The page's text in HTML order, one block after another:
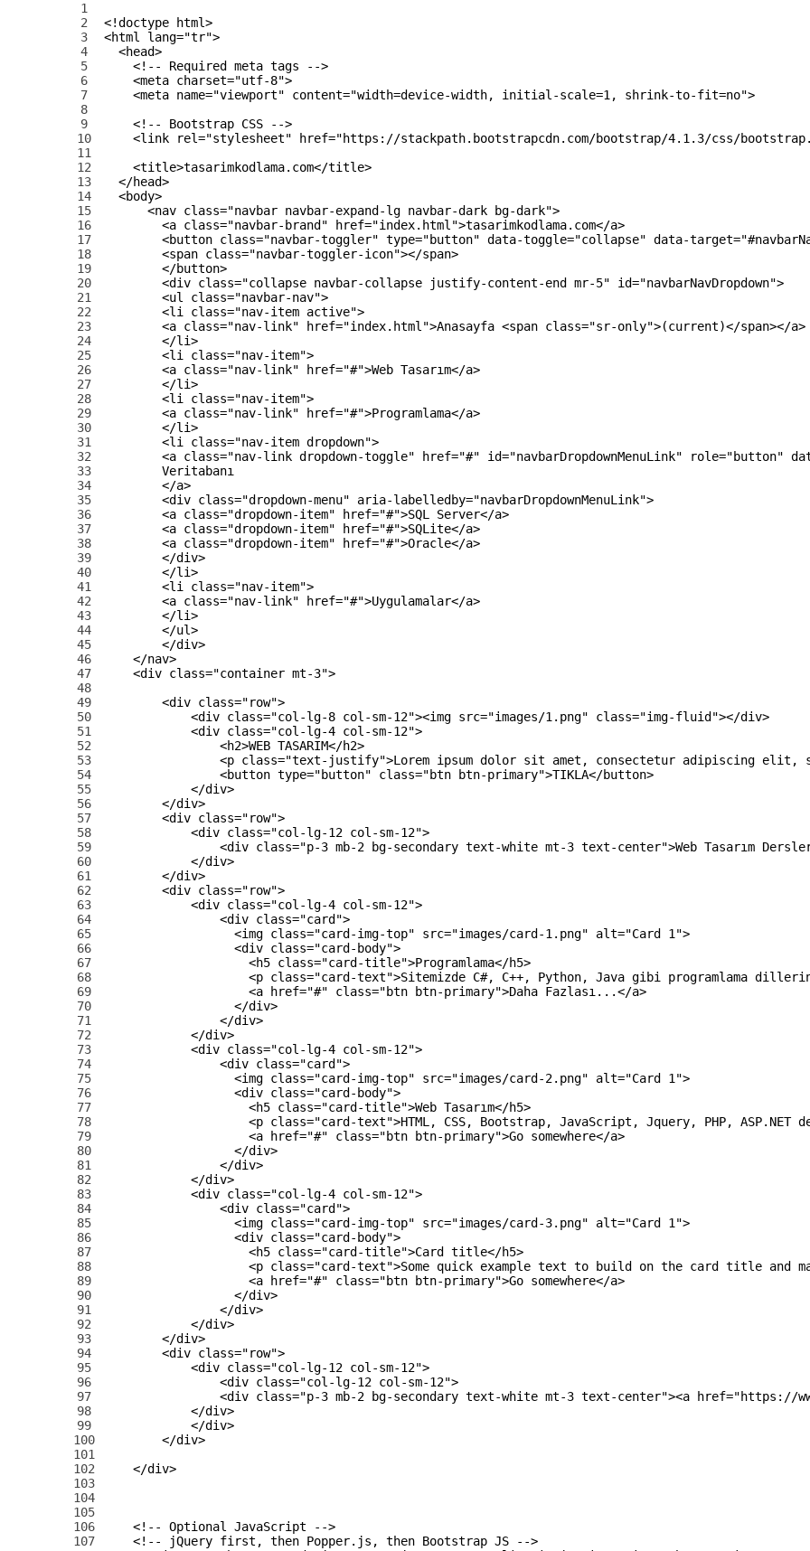
1
2
3
4
5
6
7
8
9
10
11
12
13
14
15
16
17
18
19
20
21
22
23
24
25
26
27
28
29
30
31
32
33
34
35
36
37
38
39
40
41
42
43
44
45
46
47
48
49
50
51
52
53
54
55
56
57
58
59
60
61
62
63
64
65
66
67
68
69
70
71
72
73
74
75
76
77
78
79
80
81
82
83
84
85
86
87
88
89
90
91
92
93
94
95
96
97
98
99
100
101
102
103
104
105
106
107
<!doctype html>
<html lang="tr">
<head>
<!-- Required meta tags -->
<meta charset="utf-8">
<meta name="viewport" content="width=device-width, initial-scale=1, shrink-to-fit=no">
<!-- Bootstrap CSS -->
<link
rel="stylesheet" href="https://stackpath.bootstrapcdn.com/bootstrap/4.1.3/css/
<title>tasarimkodlama.com</title>
</head>
<body>
<nav class="navbar navbar-expand-lg navbar-dark bg-dark">
<a class="navbar-brand" href="index.html">tasarimkodlama.com</a>
<button class="navbar-toggler" type="button" data-toggle="collapse" data-target=
<span class="navbar-toggler-icon"></span>
</button>
<div class="collapse navbar-collapse justify-content-end mr-5" id="navbarNavDropdown">
<ul class="navbar-nav">
<li class="nav-item active">
<a class="nav-link" href="index.html">Anasayfa <span class="sr-only">(current)</span></a>
</li>
<li class="nav-item">
<a class="nav-link" href="#">Web Tasarım</a>
</li>
<li class="nav-item">
<a class="nav-link" href="#">Programlama</a>
</li>
<li class="nav-item dropdown">
<a class="nav-link dropdown-toggle" href="#" id="navbarDropdownMenuLink" role="button"
Veritabanı
</a>
<div class="dropdown-menu" aria-labelledby="navbarDropdownMenuLink">
<a class="dropdown-item" href="#">SQL Server</a>
<a class="dropdown-item" href="#">SQLite</a>
<a class="dropdown-item" href="#">Oracle</a>
</div>
</li>
<li class="nav-item">
<a class="nav-link" href="#">Uygulamalar</a>
</li>
</ul>
</div>
</nav>
<div class="container mt-3">
<div class="row">
<div class="col-lg-8 col-sm-12"><img src="images/1.png" class="img-fluid"></div>
<div class="col-lg-4 col-sm-12">
<h2>WEB TASARIM</h2>
<p class="text-justify">Lorem ipsum dolor sit amet, consectetur adipiscing elit,
<button type="button" class="btn btn-primary">TIKLA</button>
</div>
</div>
<div class="row">
<div class="col-lg-12 col-sm-12">
<div class="p-3 mb-2 bg-secondary text-white mt-3 text-center">Web Tasarım
</div>
</div>
<div class="row">
<div class="col-lg-4 col-sm-12">
<div class="card">
<img class="card-img-top" src="images/card-1.png" alt="Card 1">
<div class="card-body">
<h5 class="card-title">Programlama</h5>
<p class="card-text">Sitemizde C#, C++, Python, Java gibi programlama
<a
href="#" class="btn btn-primary">Daha Fazlası...</a>
</div>
</div>
</div>
<div class="col-lg-4 col-sm-12">
<div class="card">
<img class="card-img-top" src="images/card-2.png" alt="Card 1">
<div class="card-body">
<h5 class="card-title">Web Tasarım</h5>
<p class="card-text">HTML, CSS, Bootstrap, JavaScript, Jquery, PHP,
<a
href="#" class="btn btn-primary">Go somewhere</a>
</div>
</div>
</div>
<div class="col-lg-4 col-sm-12">
<div class="card">
<img class="card-img-top" src="images/card-3.png" alt="Card 1">
<div class="card-body">
<h5 class="card-title">Card title</h5>
<p class="card-text">Some quick example text to build on the card title and
<a
href="#" class="btn btn-primary">Go somewhere</a>
</div>
</div>
</div>
</div>
<div class="row">
<div class="col-lg-12 col-sm-12">
<div class="col-lg-12 col-sm-12">
<div class="p-3 mb-2 bg-secondary text-white mt-3 text-center"><a href="https://
</div>
</div>
</div>
</div>
<!-- Optional JavaScript -->
<!-- jQuery first, then Popper.js, then Bootstrap JS -->